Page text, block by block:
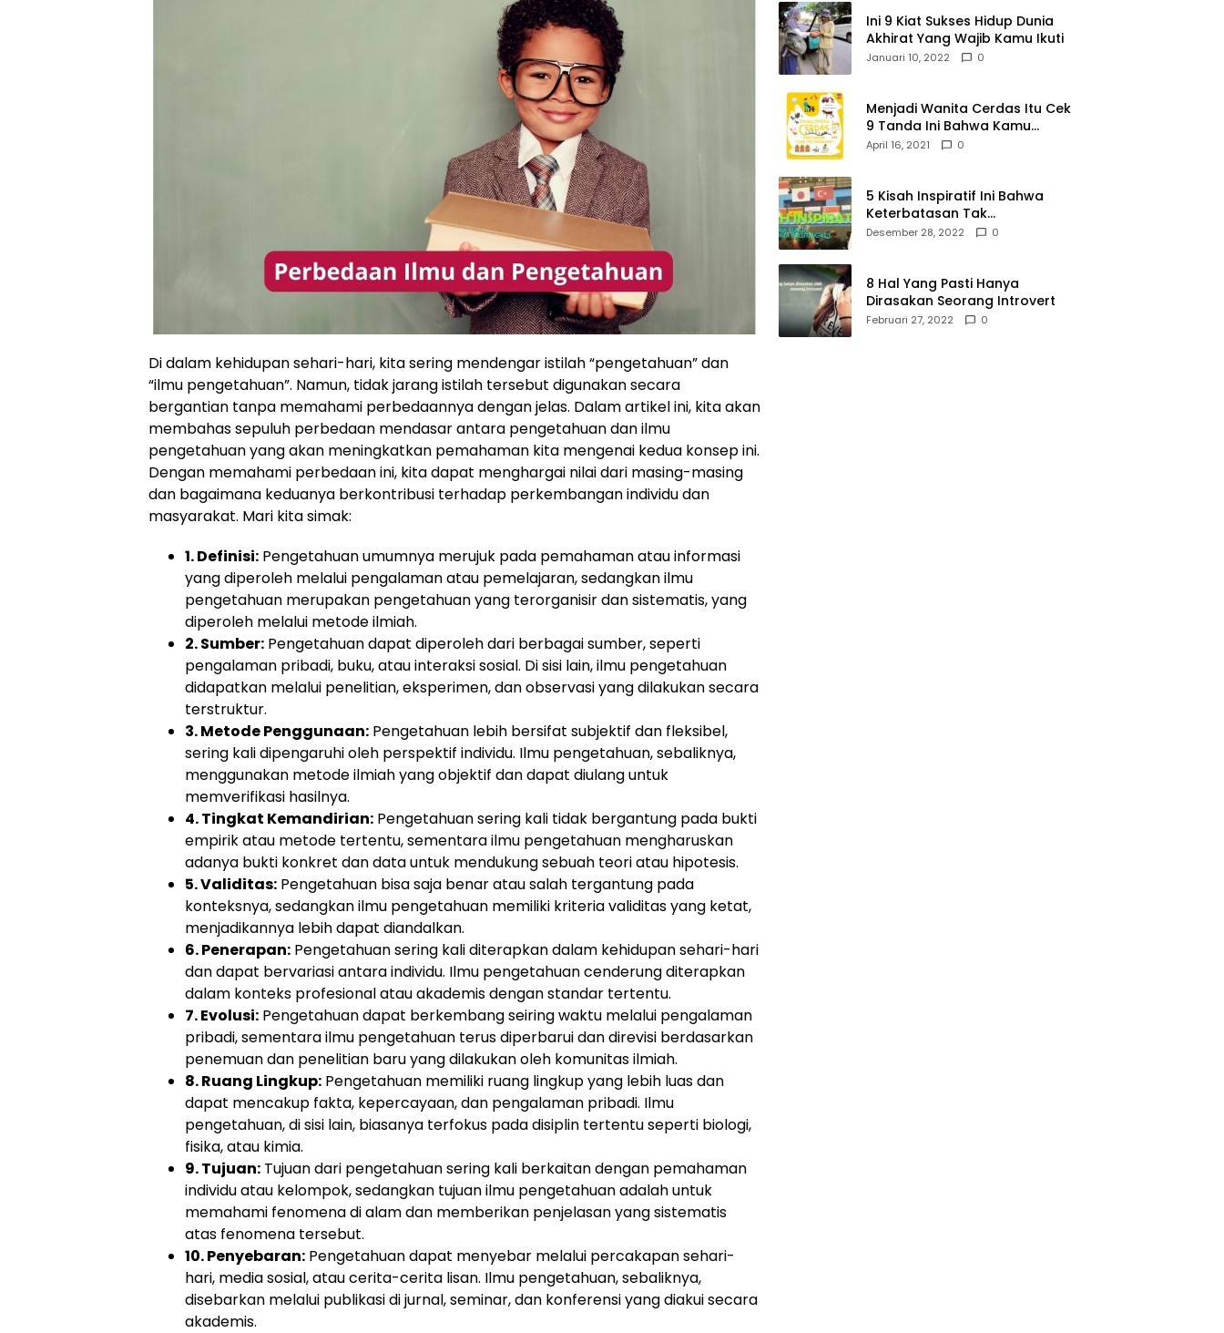
Di dalam kehidupan sehari-hari, kita sering mendengar istilah “pengetahuan” dan
“ilmu pengetahuan”. Namun, tidak jarang istilah tersebut digunakan secara
bergantian tanpa memahami perbedaannya dengan jelas. Dalam artikel ini, kita akan
membahas sepuluh perbedaan mendasar antara pengetahuan dan ilmu
pengetahuan yang akan meningkatkan pemahaman kita mengenai kedua konsep ini.
Dengan memahami perbedaan ini, kita dapat menghargai nilai dari masing-masing
dan bagaimana keduanya berkontribusi terhadap perkembangan individu dan
masyarakat. Mari kita simak:
1. Definisi: Pengetahuan umumnya merujuk pada pemahaman atau informasi
yang diperoleh melalui pengalaman atau pemelajaran, sedangkan ilmu
pengetahuan merupakan pengetahuan yang terorganisir dan sistematis, yang
diperoleh melalui metode ilmiah.
2. Sumber: Pengetahuan dapat diperoleh dari berbagai sumber, seperti
pengalaman pribadi, buku, atau interaksi sosial. Di sisi lain, ilmu pengetahuan
didapatkan melalui penelitian, eksperimen, dan observasi yang dilakukan secara
terstruktur.
3. Metode Penggunaan: Pengetahuan lebih bersifat subjektif dan fleksibel,
sering kali dipengaruhi oleh perspektif individu. Ilmu pengetahuan, sebaliknya,
menggunakan metode ilmiah yang objektif dan dapat diulang untuk
memverifikasi hasilnya.
4. Tingkat Kemandirian: Pengetahuan sering kali tidak bergantung pada bukti
empirik atau metode tertentu, sementara ilmu pengetahuan mengharuskan
adanya bukti konkret dan data untuk mendukung sebuah teori atau hipotesis.
5. Validitas: Pengetahuan bisa saja benar atau salah tergantung pada
konteksnya, sedangkan ilmu pengetahuan memiliki kriteria validitas yang ketat,
menjadikannya lebih dapat diandalkan.
6. Penerapan: Pengetahuan sering kali diterapkan dalam kehidupan sehari-hari
dan dapat bervariasi antara individu. Ilmu pengetahuan cenderung diterapkan
dalam konteks profesional atau akademis dengan standar tertentu.
7. Evolusi: Pengetahuan dapat berkembang seiring waktu melalui pengalaman
pribadi, sementara ilmu pengetahuan terus diperbarui dan direvisi berdasarkan
penemuan dan penelitian baru yang dilakukan oleh komunitas ilmiah.
8. Ruang Lingkup: Pengetahuan memiliki ruang lingkup yang lebih luas dan
dapat mencakup fakta, kepercayaan, dan pengalaman pribadi. Ilmu
pengetahuan, di sisi lain, biasanya terfokus pada disiplin tertentu seperti biologi,
fisika, atau kimia.
9. Tujuan: Tujuan dari pengetahuan sering kali berkaitan dengan pemahaman
individu atau kelompok, sedangkan tujuan ilmu pengetahuan adalah untuk
memahami fenomena di alam dan memberikan penjelasan yang sistematis
atas fenomena tersebut.
10. Penyebaran: Pengetahuan dapat menyebar melalui percakapan sehari-
hari, media sosial, atau cerita-cerita lisan. Ilmu pengetahuan, sebaliknya,
disebarkan melalui publikasi di jurnal, seminar, dan konferensi yang diakui secara
akademis.
Ini 9 Kiat Sukses Hidup Dunia
Akhirat Yang Wajib Kamu Ikuti
Januari 10, 2022 0
Menjadi Wanita Cerdas Itu Cek
9 Tanda Ini Bahwa Kamu
Memang Wanita Cerdas
April 16, 2021 0
5 Kisah Inspiratif Ini Bahwa
Keterbatasan Tak
Menghalangi Segalanya
Desember 28, 2022 0
8 Hal Yang Pasti Hanya
Dirasakan Seorang Introvert
Februari 27, 2022 0